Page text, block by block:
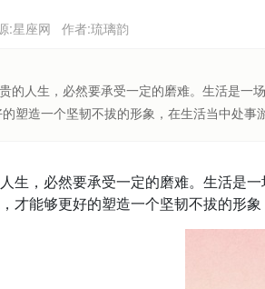
:星座网 作者:琉璃韵
的人生，必然要承受一定的磨难。生活是一
塑造一个坚韧不拔的形象，在生活当中处事
生，必然要承受一定的磨难。生活是
才能够更好的塑造一个坚韧不拔的形